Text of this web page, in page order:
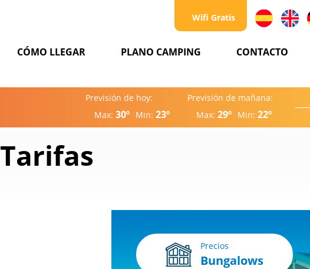
Wifi Gratis
CÓMO LLEGAR PLANO CAMPING CONTACTO
Previsión de hoy:
Max: 30º Min: 23º
Previsión de mañana:
Max: 29º Min: 22º
Tarifas
Precios
Bungalows